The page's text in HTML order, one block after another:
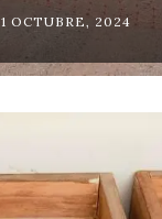
1 OCTUBRE, 2024